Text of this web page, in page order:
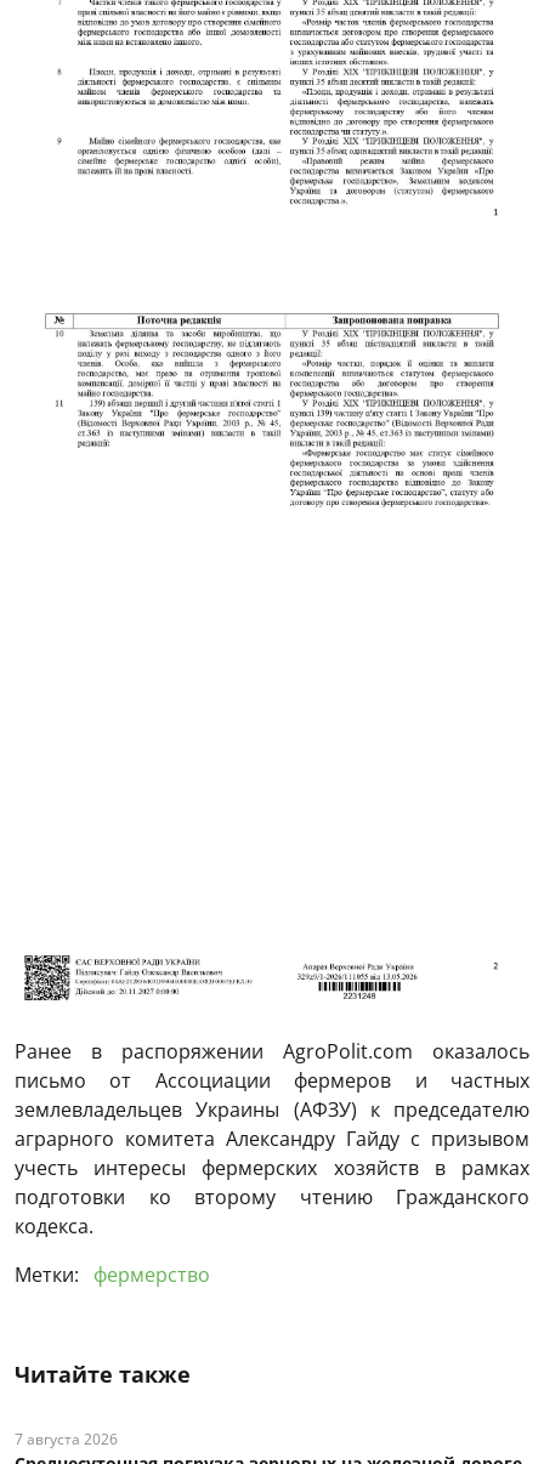
Ранее в распоряжении AgroPolit.com оказалось
письмо от Ассоциации фермеров и частных
землевладельцев Украины (АФЗУ) к председателю
аграрного комитета Александру Гайду с призывом
учесть интересы фермерских хозяйств в рамках
подготовки ко второму чтению Гражданского
кодекса.
Метки:
фермерство
Читайте также
7 августа 2026